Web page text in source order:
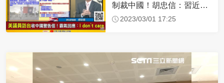
制裁中國！胡忠信：習近平
沒信心成功侵台
2023/03/01 17:25